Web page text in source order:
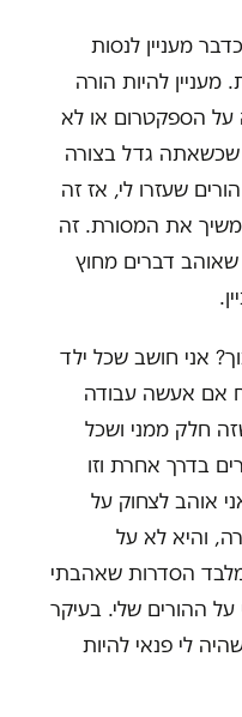
מעניין לנסות
להיות הורה
על הספקטרום או לא
שכשאתה גדל בצורה
שעזרו לי, אז זה
את המסורת. זה
דברים מחוץ
אני חושב שכל ילד
אם אעשה עבודה
חלק ממני ושכל
בדרך אחרת וזו
אוהב לצחוק על
והיא לא על
הסדרות שאהבתי
ההורים שלי. בעיקר
לי פנאי להיות